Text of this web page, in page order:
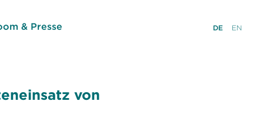
& Presse DE EN
von